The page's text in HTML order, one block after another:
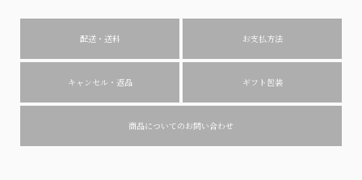
配送・送料 お支払方法
キャンセル・返品 ギフト包装
商品についてのお問い合わせ